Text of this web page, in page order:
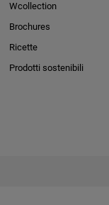
Wcollection
Brochures
Ricette
Prodotti sostenibili